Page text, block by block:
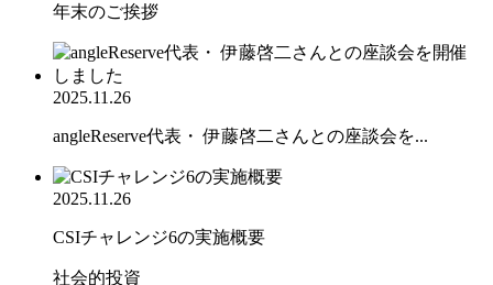
年末のご挨拶
2025.11.26
angleReserve代表・ 伊藤啓二さんとの座談会を...
2025.11.26
CSIチャレンジ6の実施概要
社会的投資